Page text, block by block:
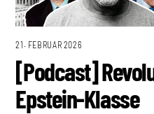
21. FEBRUAR 2026
[Podcast]
Epstein-Klasse